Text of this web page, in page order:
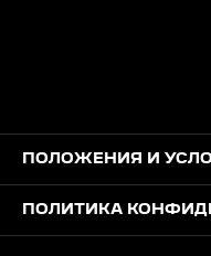
ПОЛОЖЕНИЯ И
ПОЛИТИКА